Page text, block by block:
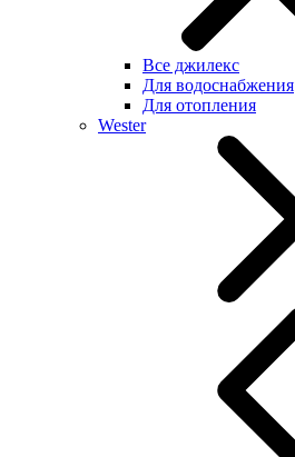
Все джилекс
Для водоснабжения
Для отопления
Wester